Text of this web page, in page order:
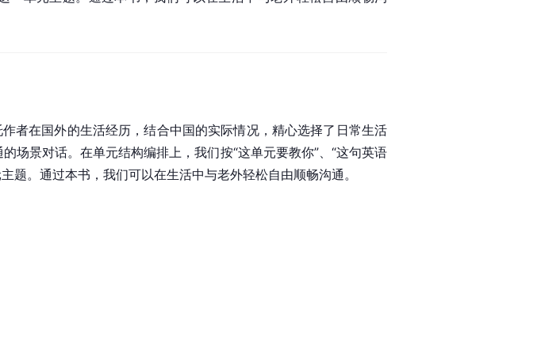
者在国外的生活经历，结合中国的实际情况，精心选择了日常生活
场景对话。在单元结构编排上，我们按“这单元要教你”、“这句英语
题。通过本书，我们可以在生活中与老外轻松自由顺畅沟通。